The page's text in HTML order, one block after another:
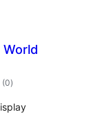
World
(0টা
মুঠ)